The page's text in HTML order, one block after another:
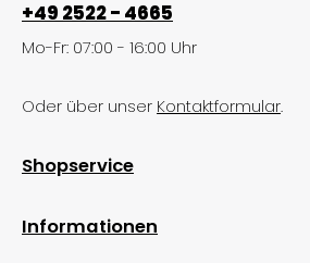
+49 2522 - 4665
Mo-Fr: 07:00 - 16:00 Uhr
Oder über unser Kontaktformular.
Shopservice
Informationen